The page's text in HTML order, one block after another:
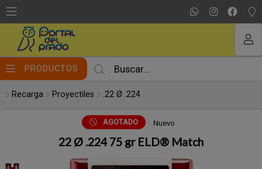
Enviar
PRODUCTOS
Recarga Proyectiles .22 Ø .224
AGOTADO Nuevo
22 Ø .224 75 gr ELD® Match